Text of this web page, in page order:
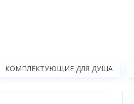
КОМПЛЕКТУЮЩИЕ ДЛЯ ДУША